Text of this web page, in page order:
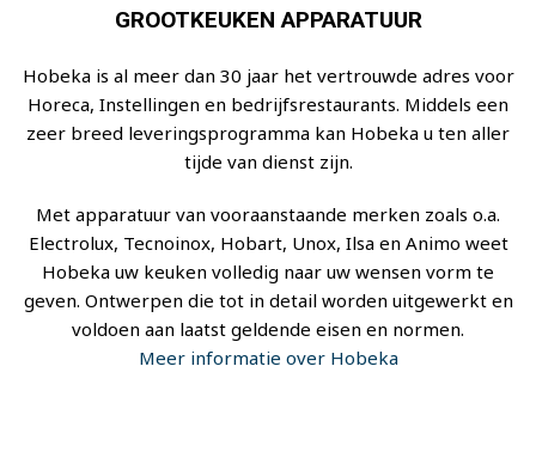
GROOTKEUKEN APPARATUUR
Hobeka is al meer dan 30 jaar het vertrouwde adres voor
Horeca, Instellingen en bedrijfsrestaurants. Middels een
zeer breed leveringsprogramma kan Hobeka u ten aller
tijde van dienst zijn.
Met apparatuur van vooraanstaande merken zoals o.a.
Electrolux, Tecnoinox, Hobart, Unox, Ilsa en Animo weet
Hobeka uw keuken volledig naar uw wensen vorm te
geven. Ontwerpen die tot in detail worden uitgewerkt en
voldoen aan laatst geldende eisen en normen.
Meer informatie over Hobeka